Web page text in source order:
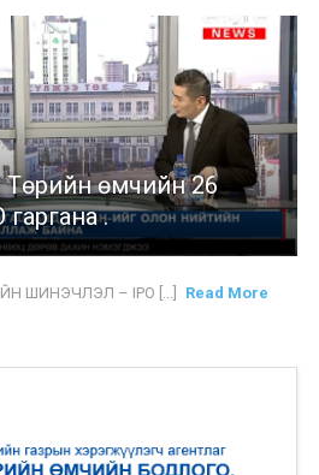
өмчийн 26
гаргана .
ШИНЭЧЛЭЛ – IPO [...] Read More